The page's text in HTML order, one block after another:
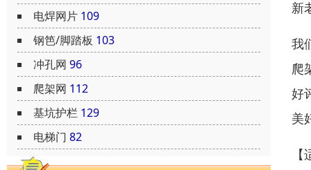
电焊网片 109
钢笆/脚踏板 103
冲孔网 96
爬架网 112
基坑护栏 129
电梯门 82
新
我
爬
好
美